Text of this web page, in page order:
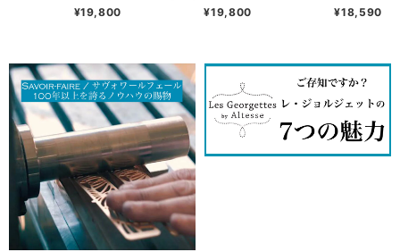
¥19,800 ¥19,800 ¥18,590